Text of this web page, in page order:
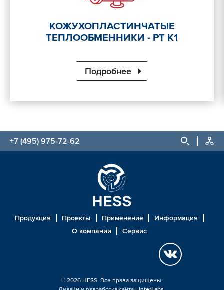
КОЖУХОПЛАСТИНЧАТЫЕ
ТЕПЛООБМЕННИКИ - РТ К1
Подробнее
+7 (495) 975-72-62
Продукция Проекты Применение
Информация
О компании
Сервис
© 2026 HESS. Все права защищены.